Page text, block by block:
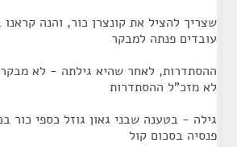
שצריך להציל את קונצרן כור, והנה
עובדים פנתה למבקר
ההסתדרות, לאחר שהיא גילתה - לא
לא מזכ"ל ההסתדרות
גילה - בטענה שבני גאון גוזל כספי כור
פנסיה בסכום קול